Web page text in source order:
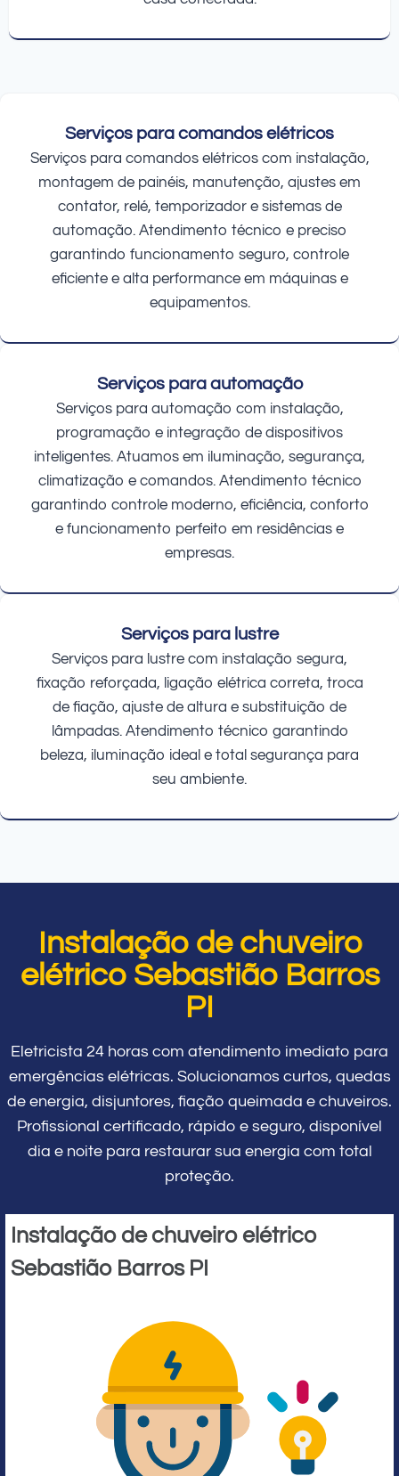
Serviços para comandos elétricos
Serviços para comandos elétricos com instalação,
montagem de painéis, manutenção, ajustes em
contator, relé, temporizador e sistemas de
automação. Atendimento técnico e preciso
garantindo funcionamento seguro, controle
eficiente e alta performance em máquinas e
equipamentos.
Serviços para automação
Serviços para automação com instalação,
programação e integração de dispositivos
inteligentes. Atuamos em iluminação, segurança,
climatização e comandos. Atendimento técnico
garantindo controle moderno, eficiência, conforto
e funcionamento perfeito em residências e
empresas.
Serviços para lustre
Serviços para lustre com instalação segura,
fixação reforçada, ligação elétrica correta, troca
de fiação, ajuste de altura e substituição de
lâmpadas. Atendimento técnico garantindo
beleza, iluminação ideal e total segurança para
seu ambiente.
Instalação de chuveiro
elétrico Sebastião Barros
PI
Eletricista 24 horas com atendimento imediato para
emergências elétricas. Solucionamos curtos, quedas
de energia, disjuntores, fiação queimada e chuveiros.
Profissional certificado, rápido e seguro, disponível
dia e noite para restaurar sua energia com total
proteção.
Instalação de chuveiro elétrico
Sebastião Barros PI